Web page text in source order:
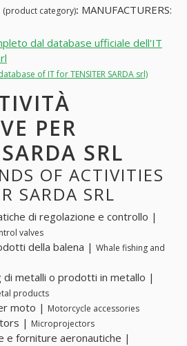
(product category): MANUFACTURERS:
dal database ufficiale dell'IT
of IT for TENSITER SARDA srl)
PER
SRL
OF ACTIVITIES
SARDA SRL
di regolazione e controllo |
valves
della balena | Whale fishing and
di metalli o prodotti in metallo |
products
moto | Motorcycle accessories
| Microprojectors
e forniture aeronautiche |